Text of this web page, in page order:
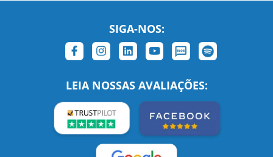
SIGA-NOS:
LEIA NOSSAS AVALIAÇÕES: